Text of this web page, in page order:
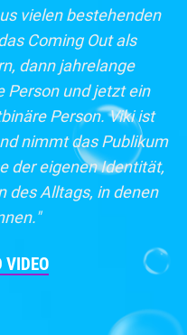
vielen bestehenden
Coming Out als
dann jahrelange
Person und jetzt ein
Person. Viki ist
nimmt das Publikum
der eigenen Identität,
des Alltags, in denen
VIDEO